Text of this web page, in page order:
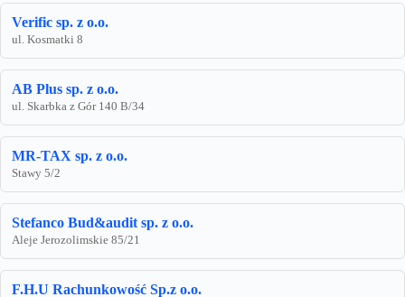
Verific sp. z o.o.
ul. Kosmatki 8
AB Plus sp. z o.o.
ul. Skarbka z Gór 140 B/34
MR-TAX sp. z o.o.
Stawy 5/2
Stefanco Bud&audit sp. z o.o.
Aleje Jerozolimskie 85/21
F.H.U Rachunkowość Sp.z o.o.